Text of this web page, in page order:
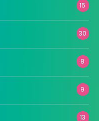
15
30
8
9
13